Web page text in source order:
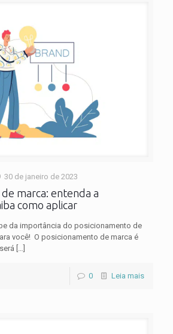
30 de janeiro de 2023
marca: entenda a
como aplicar
da importância do posicionamento de
você! O posicionamento de marca é
0 Leia mais